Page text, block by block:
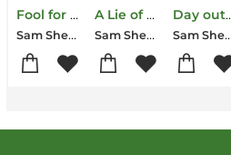
Fool for Love
Sam Shepard
A Lie of the Mind
Sam Shepard
Day
Sam